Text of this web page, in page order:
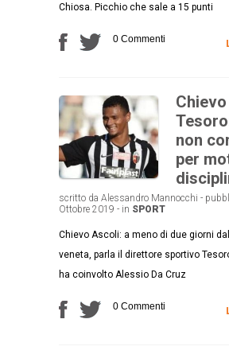
Chiosa. Picchio che sale a 15 punti
0 Commenti
non
per
scritto da Alessandro Mannocchi -
Ottobre 2019 - in SPORT
Chievo Ascoli: a meno di due giorni
veneta, parla il direttore sportivo
ha coinvolto Alessio Da Cruz
0 Commenti